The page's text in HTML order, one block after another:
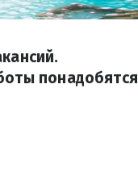
понадобятся